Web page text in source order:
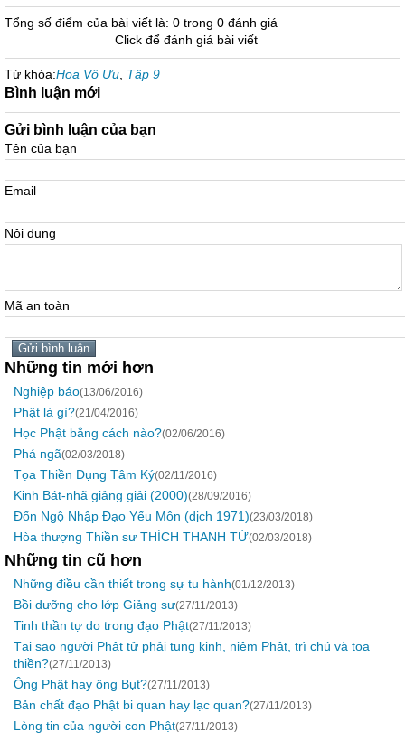
Tổng số điểm của bài viết là: 0 trong 0 đánh giá
Click để đánh giá bài viết
Từ khóa:Hoa Vô Ưu Tập 9
Bình luận mới
Gửi bình luận của bạn
Tên của bạn
Email
Nội dung
Mã an toàn
Những tin mới hơn
Nghiệp báo(13/06/2016)
Phật là gì?(21/04/2016)
Học Phật bằng cách nào?(02/06/2016)
Phá ngã(02/03/2018)
Tọa Thiền Dụng Tâm Ký(02/11/2016)
Kinh Bát-nhã giảng giải (2000)(28/09/2016)
Đốn Ngộ Nhập Đạo Yếu Môn (dịch 1971)(23/03/2018)
Hòa thượng Thiền sư THÍCH THANH TỪ(02/03/2018)
Những tin cũ hơn
Những điều cần thiết trong sự tu hành(01/12/2013)
Bồi dưỡng cho lớp Giảng sư(27/11/2013)
Tinh thần tự do trong đạo Phật(27/11/2013)
Tại sao người Phật tử phải tụng kinh, niệm Phật, trì chú và tọa
thiền?(27/11/2013)
Ông Phật hay ông Bụt?(27/11/2013)
Bản chất đạo Phật bi quan hay lạc quan?(27/11/2013)
Lòng tin của người con Phật(27/11/2013)